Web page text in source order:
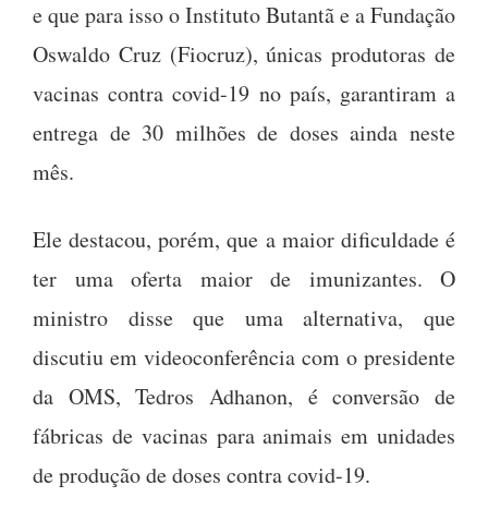
e que para isso o Instituto Butantã e a Fundação
Oswaldo Cruz (Fiocruz), únicas produtoras de
vacinas contra covid-19 no país, garantiram a
entrega de 30 milhões de doses ainda neste
mês.
Ele destacou, porém, que a maior dificuldade é
ter uma oferta maior de imunizantes. O
ministro disse que uma alternativa, que
discutiu em videoconferência com o presidente
da OMS, Tedros Adhanon, é conversão de
fábricas de vacinas para animais em unidades
de produção de doses contra covid-19.